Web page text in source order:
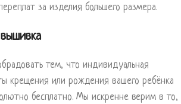
за изделия большего размера.
тем, что индивидуальная
крещения или рождения вашего ребёнка
бесплатно. Мы искренне верим в то,